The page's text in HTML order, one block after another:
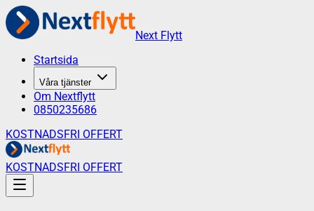
Next Flytt
Startsida
Våra tjänster
Om Nextflytt
0850235686
KOSTNADSFRI OFFERT
KOSTNADSFRI OFFERT